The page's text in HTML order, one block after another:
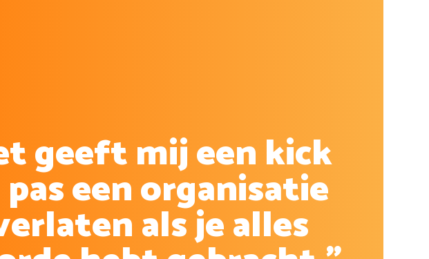
geeft mij een kick
een organisatie
als je alles